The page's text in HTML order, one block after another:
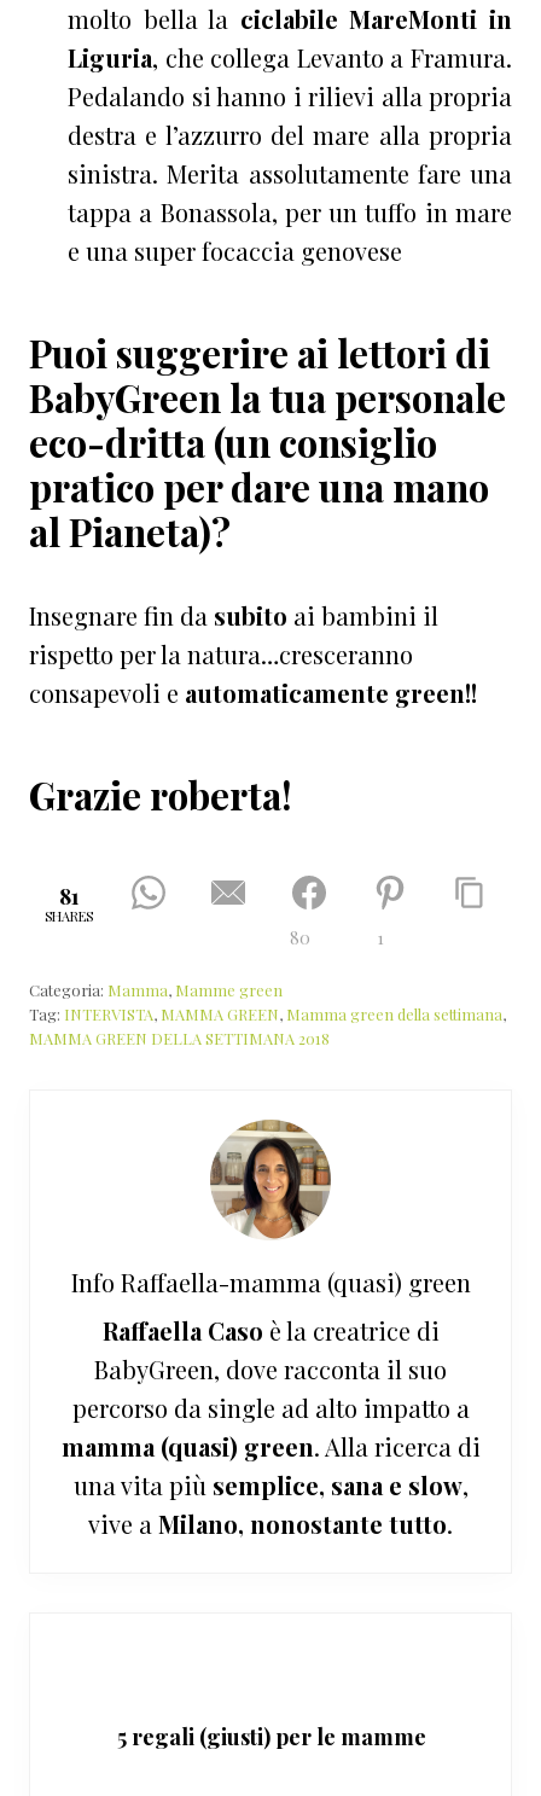
molto bella la ciclabile MareMonti in
Liguria, che collega Levanto a Framura.
Pedalando si hanno i rilievi alla propria
destra e l’azzurro del mare alla propria
sinistra. Merita assolutamente fare una
tappa a Bonassola, per un tuffo in mare
e una super focaccia genovese
Puoi suggerire ai lettori di
BabyGreen la tua personale
eco-dritta (un consiglio
pratico per dare una mano
al Pianeta)?
Insegnare fin da subito ai bambini il
rispetto per la natura…cresceranno
consapevoli e automaticamente green!!
Grazie roberta!
81
SHARES
80 1
Categoria: Mamma, Mamme green
Tag: INTERVISTA, MAMMA GREEN, Mamma green della settimana,
MAMMA GREEN DELLA SETTIMANA 2018
Info Raffaella-mamma (quasi) green
Raffaella Caso è la creatrice di
BabyGreen, dove racconta il suo
percorso da single ad alto impatto a
mamma (quasi) green. Alla ricerca di
una vita più semplice, sana e slow,
vive a Milano, nonostante tutto.
5 regali (giusti) per le mamme